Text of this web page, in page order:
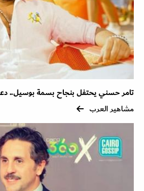
تامر حسني يحتفل بنجاح بسمة بوسيل..
مشاهير العرب